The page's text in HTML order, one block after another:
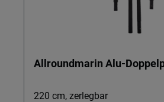
Allroundmarin Alu-
220 cm, zerlegbar